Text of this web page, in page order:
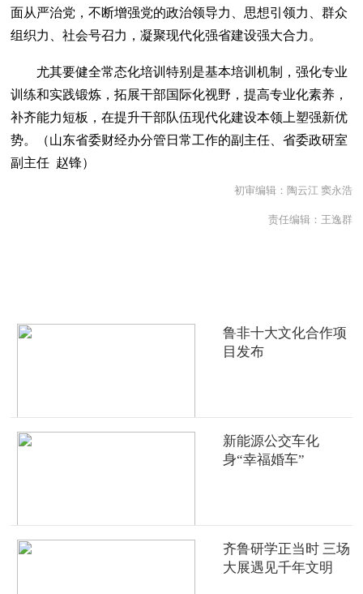
面从严治党，不断增强党的政治领导力、思想引领力、群众
组织力、社会号召力，凝聚现代化强省建设强大合力。
尤其要健全常态化培训特别是基本培训机制，强化专业
训练和实践锻炼，拓展干部国际化视野，提高专业化素养，
补齐能力短板，在提升干部队伍现代化建设本领上塑强新优
势。（山东省委财经办分管日常工作的副主任、省委政研室
副主任 赵锋）
初审编辑：陶云江 窦永浩
责任编辑：王逸群
鲁非十大文化合作项
目发布
新能源公交车化
身“幸福婚车”
齐鲁研学正当时 三场
大展遇见千年文明